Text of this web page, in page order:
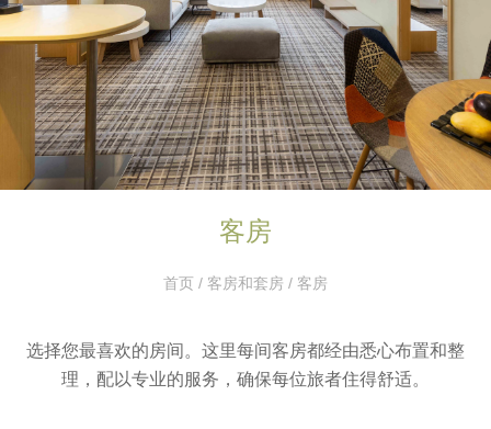
客房
首页 / 客房和套房 / 客房
选择您最喜欢的房间。这里每间客房都经由悉心布置和整
理，配以专业的服务，确保每位旅者住得舒适。